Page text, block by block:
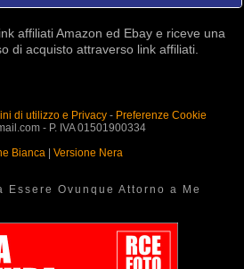
affiliati Amazon ed Ebay e riceve una
di acquisto attraverso link affiliati.
di utilizzo e Privacy- Preferenze Cookie
- P. IVA 01501900334
Bianca
Versione Nera
Essere Ovunque Attorno a Me